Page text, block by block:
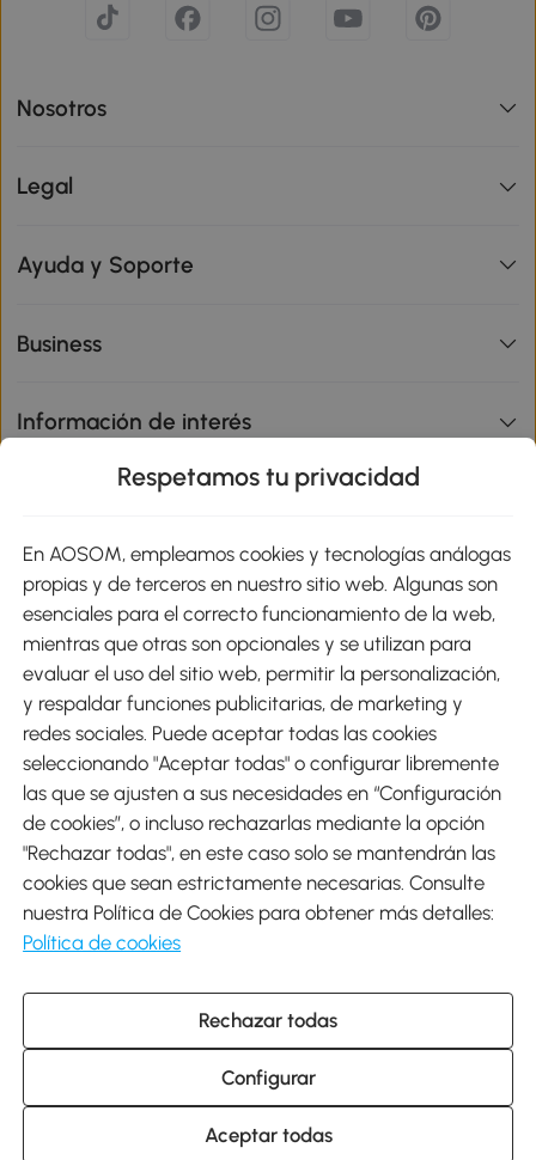
Nosotros
Legal
Ayuda y Soporte
Business
Información de interés
Métodos de Pago
Envíos
Descargar Aosom App
Google Play
931 29 45 12 (L-V de 8:30 a 17:30h)
atencioncliente@aosom.es
C/ Roc Gros, nº 15. 08550 Els Hostalets de Balenyà (Barcelona),
España
© 2014-2026 SPANISH AOSOM, S.L (NIF: B66295775) Todos los
Respetamos tu privacidad
En AOSOM, empleamos cookies y tecnologías análogas
propias y de terceros en nuestro sitio web. Algunas son
esenciales para el correcto funcionamiento de la web,
mientras que otras son opcionales y se utilizan para
evaluar el uso del sitio web, permitir la personalización,
y respaldar funciones publicitarias, de marketing y
redes sociales. Puede aceptar todas las cookies
seleccionando "Aceptar todas" o configurar libremente
las que se ajusten a sus necesidades en “Configuración
de cookies”, o incluso rechazarlas mediante la opción
"Rechazar todas", en este caso solo se mantendrán las
cookies que sean estrictamente necesarias. Consulte
nuestra Política de Cookies para obtener más detalles:
Política de cookies
Rechazar todas
Configurar
Aceptar todas